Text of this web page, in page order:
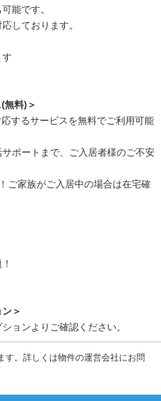
能です。
しております。
す
無料)＞
するサービスを無料でご利用可能
ポートまで、ご入居者様のご不安
ご家族がご入居中の場合は在宅確
＞
ョンよりご確認ください。
す。詳しくは物件の運営会社にお問